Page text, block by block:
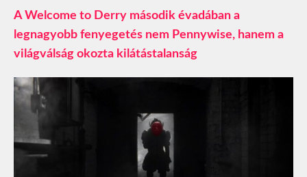
A Welcome to Derry második évadában a
legnagyobb fenyegetés nem Pennywise, hanem a
világválság okozta kilátástalanság